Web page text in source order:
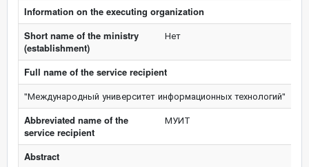
Information on the executing organization
Short name of the ministry
(establishment)
Нет
Full name of the service recipient
"Международный университет информационных технологий"
Abbreviated name of the
service recipient
МУИТ
Abstract